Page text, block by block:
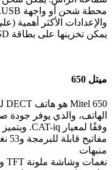
محطة شحن أو واجهة USB. علاوة على ذلك، تقارير الجهاز
والإعدادات الأكثر أهمية
يمكن تخزينها على بطاقة Mitel micro SD (الاختيارية).
ميتل 650
Mitel 650 هو هاتف DECT للأعمال الاحترافية
الهاتف، والذي يوفر جودة
وفقًا لمعيار CAT-iq. ويتميز بحرية
منبهات
نغمات وشاشة ملونة TFT واسعة. وهذا يضمن جدا